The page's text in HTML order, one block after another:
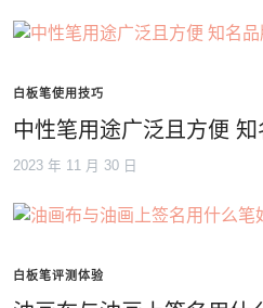
白板笔使用技巧
中性笔用途广泛且方便
2023 年 11 月 30 日
白板笔评测体验